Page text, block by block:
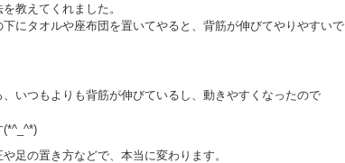
教えてくれました。
下にタオルや座布団を置いてやると、背筋が伸びてやりやすいで
いつもよりも背筋が伸びているし、動きやすくなったので
(*^_^*)
足の置き方などで、本当に変わります。